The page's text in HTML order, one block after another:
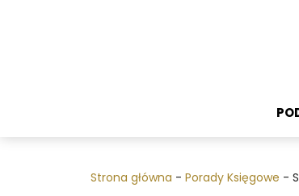
Strona główna - Porady Księgowe -